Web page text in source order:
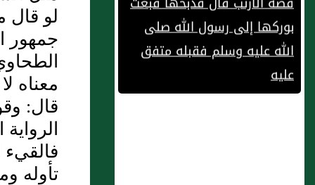
الله عليه وسلم فقبله متفق
عليه
2 : باب الأَجِيرِ فِي الْغَزْوِ
لو قال
جمهور
معناه
قال:
فالقيء
تأوله